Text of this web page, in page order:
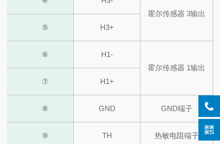
霍尔传感器 3输出
⑤
H3+
⑥
H1-
霍尔传感器 1输出
⑦
H1+
⑧ GND GND端子
⑨ TH 热敏电阻端子